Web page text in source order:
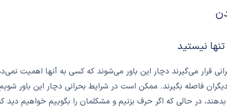
قرار می‌گیرند دچار این باور می‌شوند که کسی به آنها اهمیت
فاصله بگیرند. ممکن است در شرایط بحرانی دچار این باور
بدهند، در حالی که اگر حرف بزنیم و مشکلمان را بگوییم خواهیم